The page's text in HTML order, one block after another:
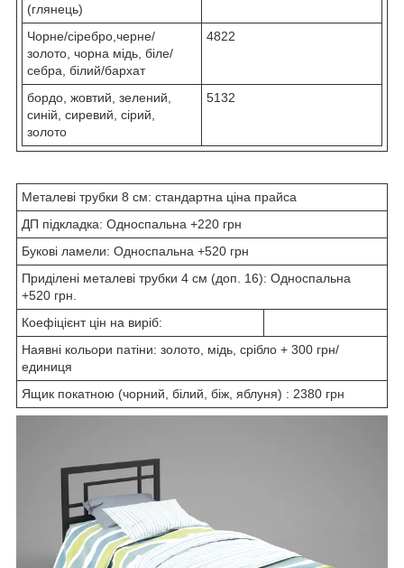
(глянець)
Чорне/сіребро,черне/
золото, чорна мідь, біле/
себра, білий/бархат
4822
бордо, жовтий, зелений,
синій, сиревий, сірий,
золото
5132
Металеві трубки 8 см: стандартна ціна прайса
ДП підкладка: Односпальна +220 грн
Букові ламели: Односпальна +520 грн
Приділені металеві трубки 4 см (доп. 16): Односпальна
+520 грн.
Коефіцієнт цін на виріб:
Наявні кольори патіни: золото, мідь, срібло + 300 грн/
единиця
Ящик покатною (чорний, білий, біж, яблуня) : 2380 грн